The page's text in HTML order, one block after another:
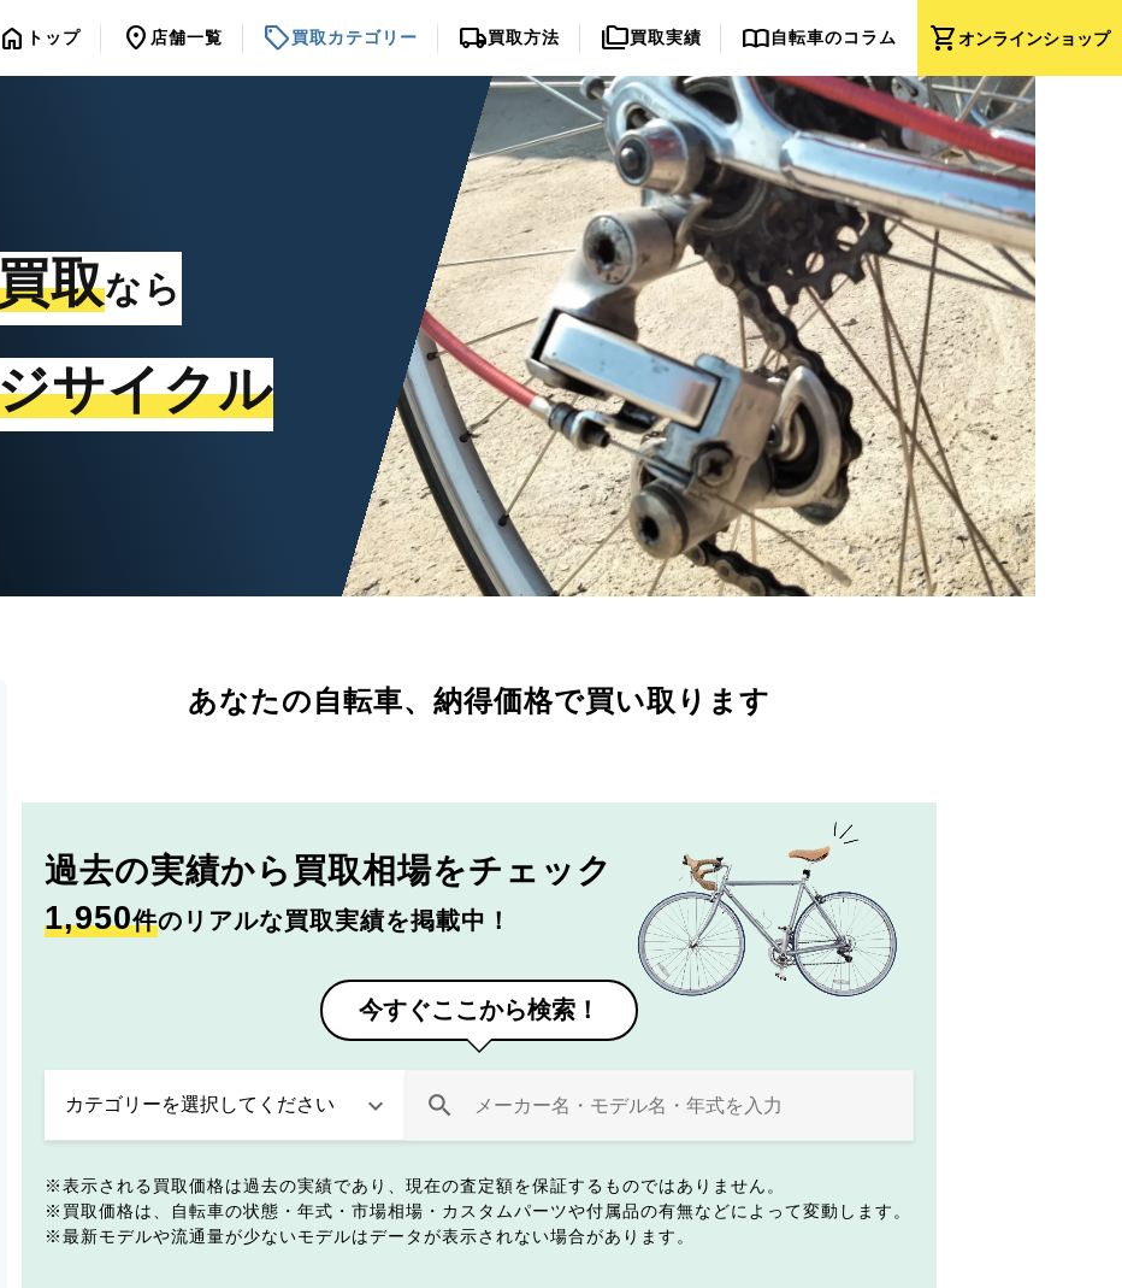
shopping_cartオンラインショップ
home トップ location_on 店舗一覧 sell買取カテゴリー local_shipping買取方法 folder_copy買取実績 import_contacts自転車のコラム
取なら
サイクル
あなたの自転車、 納得価格で買い取ります
過去の実績から 買取相場をチェック
1,950件のリアルな買取実績を掲載中！
今すぐここから検索！
表示される買取価格は過去の実績であり、現在の査定額を保証するものではありません。
買取価格は、自転車の状態・年式・市場相場・カスタムパーツや付属品の有無などによって変動します。
最新モデルや流通量が少ないモデルはデータが表示されない場合があります。